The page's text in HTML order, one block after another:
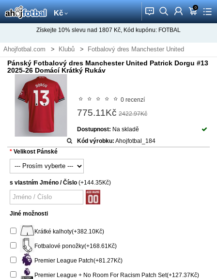
Kč 󰂱 󰂨 󰃳 0
󰃦 󰃖
Získejte 10% slevu nad 1807 Kč, Kód kupónu: FOTBAL
Ahojfotbal.com Klubů Fotbalový dres Manchester United
Pánský Fotbalový dres Manchester United Patrick Dorgu #13
2025-26 Domácí Krátký Rukáv
0 recenzí
775.11Kč 2422.97Kč
Dostupnost: Na skladě
Kód výrobku: Ahojfotbal_184
Velikost Pánské
s vlastním Jméno / Číslo (+144.35Kč)
Jiné možnosti
Krátké kalhoty(+382.10Kč)
Fotbalové ponožky(+168.61Kč)
Premier League Patch(+81.27Kč)
Premier League + No Room For Racism Patch Set(+127.37Kč)